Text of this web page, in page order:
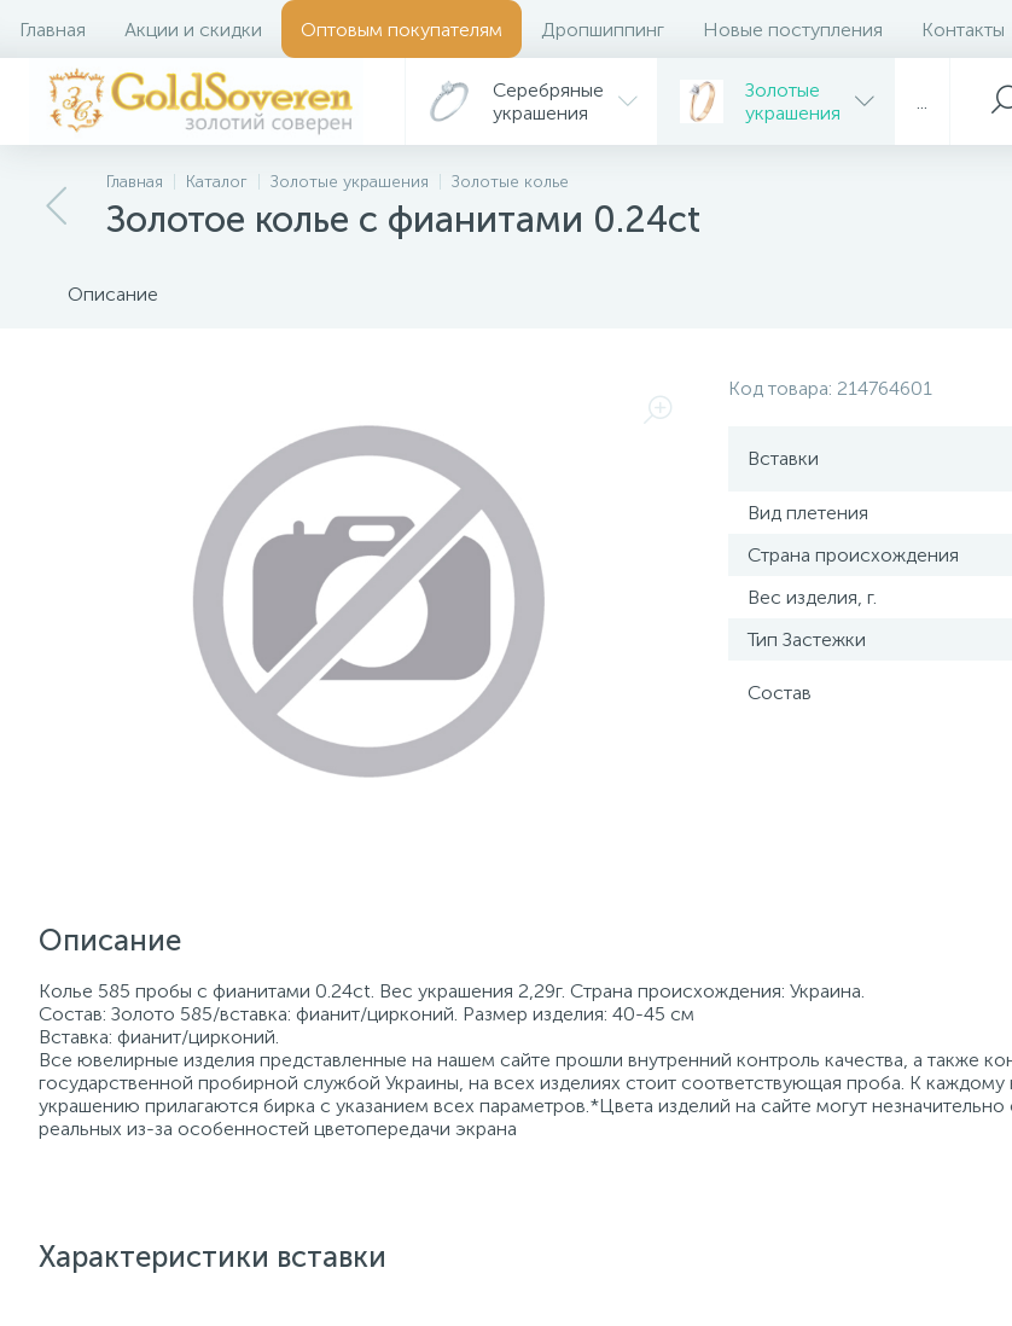
Главная Акции и скидки Оптовым покупателям Дропшиппинг Новые поступления Контакты
Серебряные
украшения
Золотые
украшения
Главная Каталог Золотые украшения Золотые колье
Золотое колье с фианитами 0.24ct
Описание
Код товара: 214764601
Вставки
Вид плетения
Страна происхождения
Вес изделия, г.
Тип Застежки
Состав
Описание
Колье 585 пробы с фианитами 0.24ct. Вес украшения 2,29г. Страна происхождения: Украина.
Состав: Золото 585/вставка: фианит/цирконий. Размер изделия: 40-45 см
Вставка: фианит/цирконий.
Все ювелирные изделия представленные на нашем сайте прошли внутренний контроль качества, а также
государственной пробирной службой Украины, на всех изделиях стоит соответствующая проба. К
украшению прилагаются бирка с указанием всех параметров.*Цвета изделий на сайте могут незначительно
реальных из-за особенностей цветопередачи экрана
Характеристики вставки